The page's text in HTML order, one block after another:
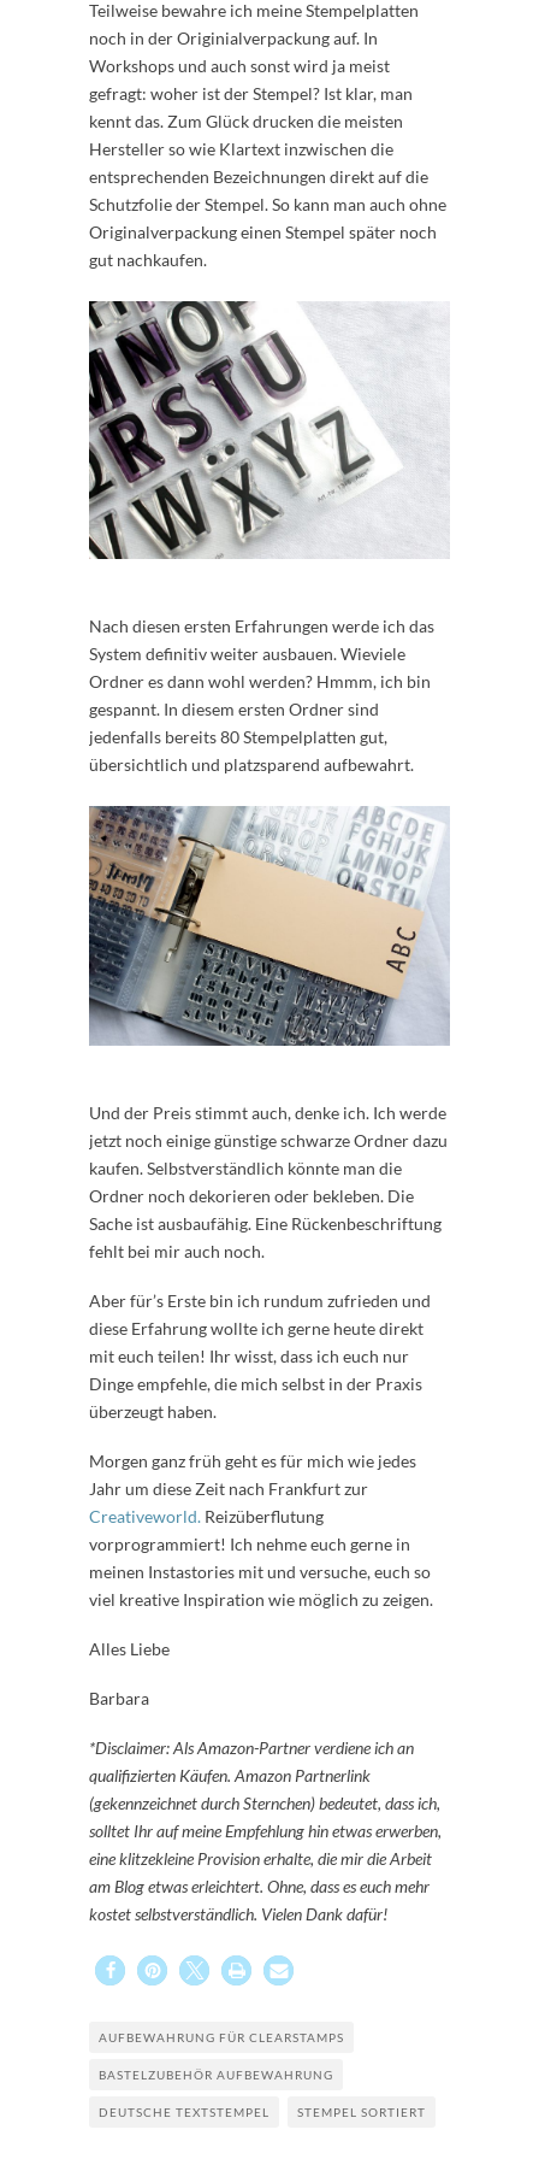
Teilweise bewahre ich meine Stempelplatten
noch in der Originialverpackung auf. In
Workshops und auch sonst wird ja meist
gefragt: woher ist der Stempel? Ist klar, man
kennt das. Zum Glück drucken die meisten
Hersteller so wie Klartext inzwischen die
entsprechenden Bezeichnungen direkt auf die
Schutzfolie der Stempel. So kann man auch ohne
Originalverpackung einen Stempel später noch
gut nachkaufen.
Nach diesen ersten Erfahrungen werde ich das
System definitiv weiter ausbauen. Wieviele
Ordner es dann wohl werden? Hmmm, ich bin
gespannt. In diesem ersten Ordner sind
jedenfalls bereits 80 Stempelplatten gut,
übersichtlich und platzsparend aufbewahrt.
Und der Preis stimmt auch, denke ich. Ich werde
jetzt noch einige günstige schwarze Ordner dazu
kaufen. Selbstverständlich könnte man die
Ordner noch dekorieren oder bekleben. Die
Sache ist ausbaufähig. Eine Rückenbeschriftung
fehlt bei mir auch noch.
Aber für’s Erste bin ich rundum zufrieden und
diese Erfahrung wollte ich gerne heute direkt
mit euch teilen! Ihr wisst, dass ich euch nur
Dinge empfehle, die mich selbst in der Praxis
überzeugt haben.
Morgen ganz früh geht es für mich wie jedes
Jahr um diese Zeit nach Frankfurt zur
Creativeworld. Reizüberflutung
vorprogrammiert! Ich nehme euch gerne in
meinen Instastories mit und versuche, euch so
viel kreative Inspiration wie möglich zu zeigen.
Alles Liebe
Barbara
*Disclaimer: Als Amazon-Partner verdiene ich an
qualifizierten Käufen. Amazon Partnerlink
(gekennzeichnet durch Sternchen) bedeutet, dass ich,
solltet Ihr auf meine Empfehlung hin etwas erwerben,
eine klitzekleine Provision erhalte, die mir die Arbeit
am Blog etwas erleichtert. Ohne, dass es euch mehr
kostet selbstverständlich. Vielen Dank dafür!
AUFBEWAHRUNG FÜR CLEARSTAMPS
BASTELZUBEHÖR AUFBEWAHRUNG
DEUTSCHE TEXTSTEMPEL STEMPEL SORTIERT